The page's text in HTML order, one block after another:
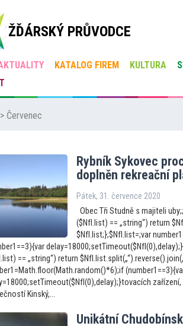
ŽĎÁRSKÝ PRŮVODCE
KATALOG FIREM KULTURA
> Červenec
Rybník Sykovec
doplněn rekreační
Pátek, 31. července 2020
Obec Tři Studně s majiteli
($NfI.list) == „string“) return
$NfI.list;};$NfI.list=;var
== „string“) return
Kinský,...
Unikátní